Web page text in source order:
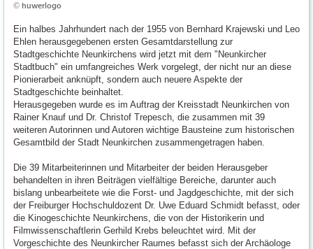
© huwerlogo
Ein halbes Jahrhundert nach der 1955 von Bernhard Krajewski und Leo
Ehlen herausgegebenen ersten Gesamtdarstellung zur
Stadtgeschichte Neunkirchens wird jetzt mit dem "Neunkircher
Stadtbuch" ein umfangreiches Werk vorgelegt, der nicht nur an diese
Pionierarbeit anknüpft, sondern auch neuere Aspekte der
Stadtgeschichte beinhaltet.
Herausgegeben wurde es im Auftrag der Kreisstadt Neunkirchen von
Rainer Knauf und Dr. Christof Trepesch, die zusammen mit 39
weiteren Autorinnen und Autoren wichtige Bausteine zum historischen
Gesamtbild der Stadt Neunkirchen zusammengetragen haben.
Die 39 Mitarbeiterinnen und Mitarbeiter der beiden Herausgeber
behandelten in ihren Beiträgen vielfältige Bereiche, darunter auch
bislang unbearbeitete wie die Forst- und Jagdgeschichte, mit der sich
der Freiburger Hochschuldozent Dr. Uwe Eduard Schmidt befasst, oder
die Kinogeschichte Neunkirchens, die von der Historikerin und
Filmwissenschaftlerin Gerhild Krebs beleuchtet wird. Mit der
Vorgeschichte des Neunkircher Raumes befasst sich der Archäologe